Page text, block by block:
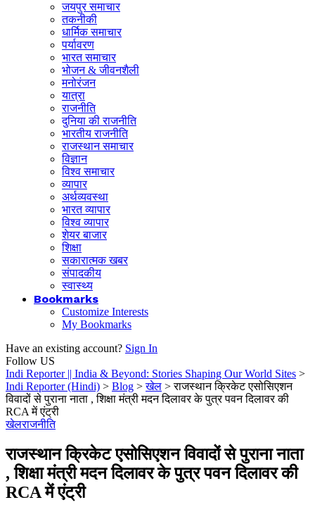
जयपुर समाचार
तकनीकी
धार्मिक समाचार
पर्यावरण
भारत समाचार
भोजन & जीवनशैली
मनोरंजन
यात्रा
राजनीति
दुनिया की राजनीति
भारतीय राजनीति
राजस्थान समाचार
विज्ञान
विश्व समाचार
व्यापार
अर्थव्यवस्था
भारत व्यापार
विश्व व्यापार
शेयर बाजार
शिक्षा
सकारात्मक खबर
संपादकीय
स्वास्थ्य
Bookmarks
Customize Interests
My Bookmarks
Have an existing account? Sign In
Follow US
Indi Reporter || India & Beyond: Stories Shaping Our World Sites >
Indi Reporter (Hindi) > Blog >खेल >राजस्थान क्रिकेट एसोसिएशन
विवादों से पुराना नाता , शिक्षा मंत्री मदन दिलावर के पुत्र पवन दिलावर की
RCA में एंट्री
खेलराजनीति
राजस्थान क्रिकेट एसोसिएशन विवादों से पुराना नाता
, शिक्षा मंत्री मदन दिलावर के पुत्र पवन दिलावर की
RCA में एंट्री